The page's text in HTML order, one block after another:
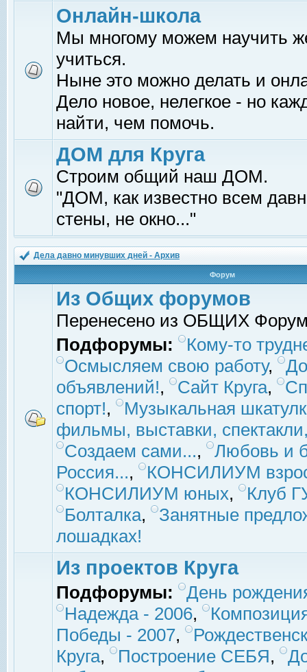
Онлайн-школа
Мы многому можем научить
учиться.
Ныне это можно делать и
Дело новое, нелегкое - но
найти, чем помочь.
ДОМ для Круга
Строим общий наш ДОМ.
"ДОМ, как известно всем
стены, не окно..."
Дела давно минувших дней - Архив
Форум
Из Общих форумов
Перенесено из ОБЩИХ
Подфорумы:
Кому-то
Осмысляем свою работу,
объявлений!, Сайт Круга,
спорт!,
Музыкальная
фильмы, выставки,
Создаем сами...,
Любовь и
Россия...,
КОНСИЛИУМ
КОНСИЛИУМ юных,
Клуб
Болталка,
Занятные
лошадках!
Из проектов Круга
Подфорумы:
День
Надежда - 2006,
Победы - 2007,
Круга, Построение СЕБЯ,